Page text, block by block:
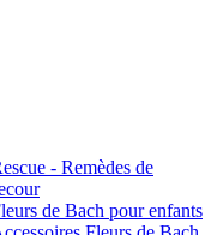
- Remèdes de
de Bach pour enfants